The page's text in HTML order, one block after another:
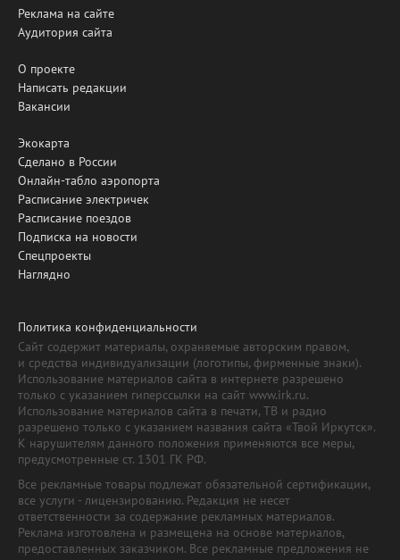
Реклама на сайте
Аудитория сайта
О проекте
Написать редакции
Вакансии
Экокарта
Сделано в России
Онлайн-табло аэропорта
Расписание электричек
Расписание поездов
Подписка на новости
Спецпроекты
Наглядно
Политика конфиденциальности
Сайт содержит материалы, охраняемые авторским правом,
и средства индивидуализации (логотипы, фирменные знаки).
Использование материалов сайта в интернете разрешено
только с указанием гиперссылки на сайт www.irk.ru.
Использование материалов сайта в печати, ТВ и радио
разрешено только с указанием названия сайта «Твой Иркутск».
К нарушителям данного положения применяются все меры,
предусмотренные ст. 1301 ГК РФ.
Все рекламные товары подлежат обязательной сертификации,
все услуги - лицензированию. Редакция не несет
ответственности за содержание рекламных материалов.
Реклама изготовлена и размещена на основе материалов,
предоставленных заказчиком. Все рекламные предложения не